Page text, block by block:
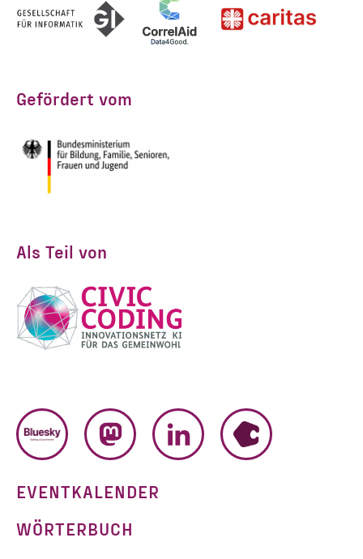
Gefördert vom
Als Teil von
BLUESKYMASTODONLINKEDINHUMHUB
EVENTKALENDER
WÖRTERBUCH